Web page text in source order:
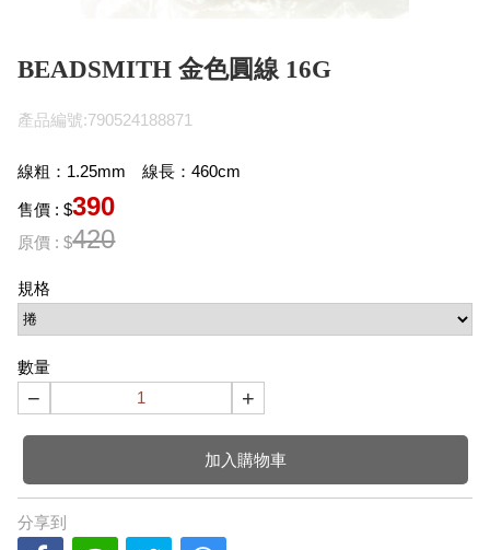
BEADSMITH 金色圓線 16G
產品編號:790524188871
線粗：1.25mm 線長：460cm
售價 : $390
原價 : $420
規格
數量
− +
加入購物車
分享到